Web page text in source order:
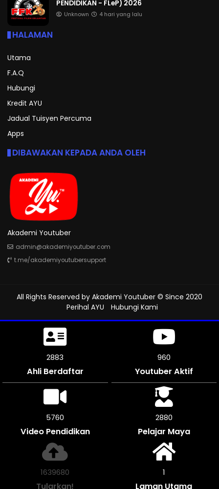
PENDIDIKAN - FLeP) 2026
Unknown 4 hari yang lalu
HALAMAN
Utama
F.A.Q
Hubungi
Kredit AYU
Jadual Tuisyen Percuma
Apps
DIBAWAKAN KEPADA ANDA OLEH
Akademi Youtuber
admin@akademiyoutuber.com
t.me/akademiyoutubersupport
All Rights Reserved by Akademi Youtuber © Since 2020
Perihal AYU
Hubungi Kami
3228
Ahli Berdaftar
1076
Youtuber Aktif
6450
Video Pendidikan
3225
Pelajar Maya
1836100
Tularkan!
1
Laman Utama